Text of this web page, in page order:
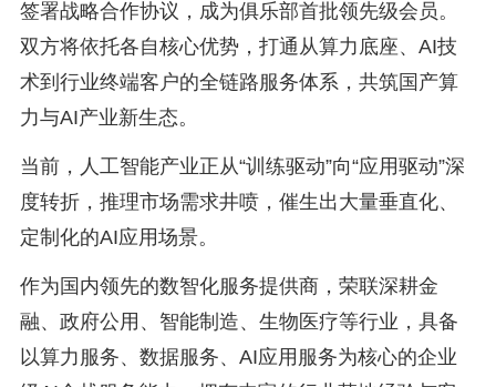
签署战略合作协议，成为俱乐部首批领先级会员。
双方将依托各自核心优势，打通从算力底座、AI技
术到行业终端客户的全链路服务体系，共筑国产算
力与AI产业新生态。
当前，人工智能产业正从“训练驱动”向“应用驱动”深
度转折，推理市场需求井喷，催生出大量垂直化、
定制化的AI应用场景。
作为国内领先的数智化服务提供商，荣联深耕金
融、政府公用、智能制造、生物医疗等行业，具备
以算力服务、数据服务、AI应用服务为核心的企业